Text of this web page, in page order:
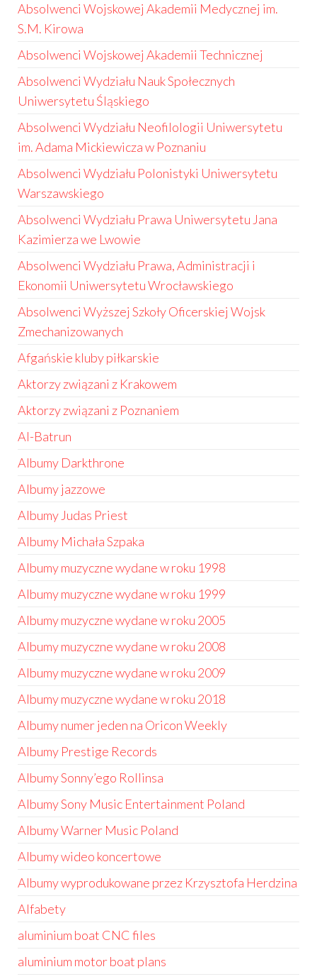
Absolwenci Wojskowej Akademii Medycznej im.
S.M. Kirowa
Absolwenci Wojskowej Akademii Technicznej
Absolwenci Wydziału Nauk Społecznych
Uniwersytetu Śląskiego
Absolwenci Wydziału Neofilologii Uniwersytetu
im. Adama Mickiewicza w Poznaniu
Absolwenci Wydziału Polonistyki Uniwersytetu
Warszawskiego
Absolwenci Wydziału Prawa Uniwersytetu Jana
Kazimierza we Lwowie
Absolwenci Wydziału Prawa, Administracji i
Ekonomii Uniwersytetu Wrocławskiego
Absolwenci Wyższej Szkoły Oficerskiej Wojsk
Zmechanizowanych
Afgańskie kluby piłkarskie
Aktorzy związani z Krakowem
Aktorzy związani z Poznaniem
Al-Batrun
Albumy Darkthrone
Albumy jazzowe
Albumy Judas Priest
Albumy Michała Szpaka
Albumy muzyczne wydane w roku 1998
Albumy muzyczne wydane w roku 1999
Albumy muzyczne wydane w roku 2005
Albumy muzyczne wydane w roku 2008
Albumy muzyczne wydane w roku 2009
Albumy muzyczne wydane w roku 2018
Albumy numer jeden na Oricon Weekly
Albumy Prestige Records
Albumy Sonny’ego Rollinsa
Albumy Sony Music Entertainment Poland
Albumy Warner Music Poland
Albumy wideo koncertowe
Albumy wyprodukowane przez Krzysztofa Herdzina
Alfabety
aluminium boat CNC files
aluminium motor boat plans